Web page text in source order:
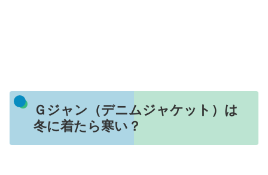
Ｇジャン（デニムジャケット）は
冬に着たら寒い？